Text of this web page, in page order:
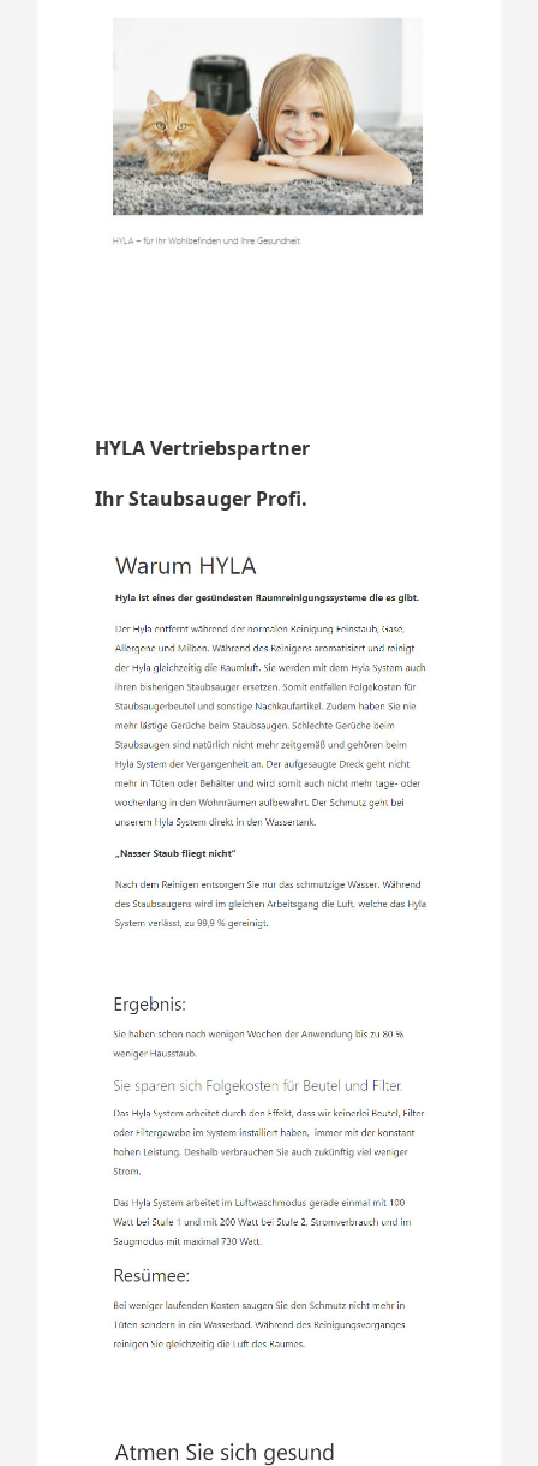
HYLA Vertriebspartner
Ihr Staubsauger Profi.